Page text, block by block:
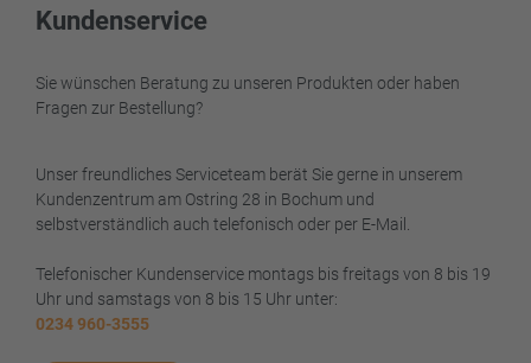
Kundenservice
Sie wünschen Beratung zu unseren Produkten oder haben
Fragen zur Bestellung?
Unser freundliches Serviceteam berät Sie gerne in unserem
Kundenzentrum am Ostring 28 in Bochum und
selbstverständlich auch telefonisch oder per E-Mail.
Telefonischer Kundenservice montags bis freitags von 8 bis 19
Uhr und samstags von 8 bis 15 Uhr unter:
0234 960-3555